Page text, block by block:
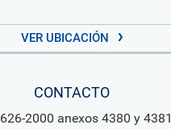
VER UBICACIÓN
CONTACTO
626-2000 anexos 4380 y 4381